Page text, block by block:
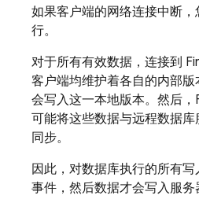
如果客户端的网络连接中断
行。
对于所有有效数据，连接到
客户端均维护着各自的内部
会写入这一本地版本。然后
可能将这些数据与远程数据
同步。
因此，对数据库执行的所有
事件，然后数据才会写入服